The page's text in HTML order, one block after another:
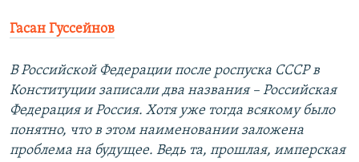
Гасан Гуссейнов
В Российской Федерации после роспуска СССР в
Конституции записали два названия – Российская
Федерация и Россия. Хотя уже тогда всякому было
понятно, что в этом наименовании заложена
проблема на будущее. Ведь та, прошлая, имперская